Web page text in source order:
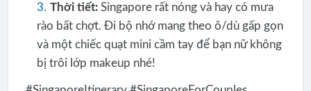
Thời tiết:Singapore rất nóng và hay có mưa
rào bất chợt. Đi bộ nhớ mang theo ô/dù gấp gọn
và một chiếc quạt mini cầm tay để bạn nữ không
bị trôi lớp makeup nhé!